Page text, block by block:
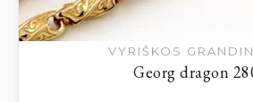
VYRIŠKOS
Georg dragon